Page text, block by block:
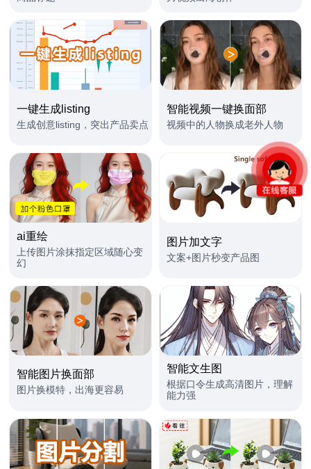
一键生成listing
生成创意listing，突出产品卖点
智能视频一键换面部
视频中的人物换成老外人物
ai重绘
上传图片涂抹指定区域随心变
幻
图片加文字
文案+图片秒变产品图
智能图片换面部
图片换模特，出海更容易
智能文生图
根据口令生成高清图片，理解
能力强